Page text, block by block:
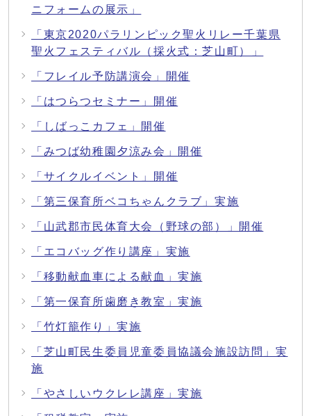
ニフォームの展示」
「東京2020パラリンピック聖火リレー千葉県
聖火フェスティバル（採火式：芝山町）」
「フレイル予防講演会」開催
「はつらつセミナー」開催
「しばっこカフェ」開催
「みつば幼稚園夕涼み会」開催
「サイクルイベント」開催
「第三保育所ベコちゃんクラブ」実施
「山武郡市民体育大会（野球の部）」開催
「エコバッグ作り講座」実施
「移動献血車による献血」実施
「第一保育所歯磨き教室」実施
「竹灯籠作り」実施
「芝山町民生委員児童委員協議会施設訪問」実
施
「やさしいウクレレ講座」実施